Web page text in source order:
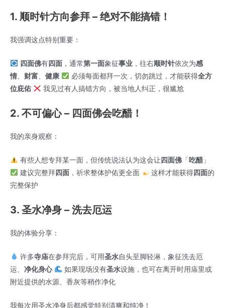
1. 顺时针方向参拜 – 绝对不能搞错！
我强调这点特别重要：
四面佛有四面，通常第一面象征事业，往右顺时针依次为感
情
财富 健康 必须每面都拜一次，切勿跳过，才能获得全方
位庇佑
我见过有人搞错方向，被当地人纠正，很尴尬
2. 不可偏心 – 四面佛会吃醋！
我的亲身观察：
有些人想专拜某一面，但传统说法认为这会让 四面佛「 吃醋」
建议完整拜四面，祈求整体护佑更全面 这样才能获得四面的
完整保护
3. 圣水净身 – 洗去厄运
我的体验分享：
许多寺庙在参拜完后，可用圣水自头至脚轻淋，象征洗去厄
运、 净化身心 如果现场没有圣水设施，也可在离开时用庙里或
附近提供的水源、香灰等稍作净化
我每次用圣水净身后都感觉特别清爽和纯净！